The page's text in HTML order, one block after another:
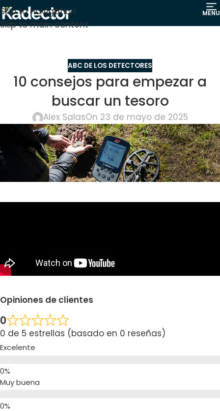
Skip to navigation
Skip to main content
MENU
ABC DE LOS DETECTORES
10 consejos para empezar a
buscar un tesoro
Alex SalasOn 23 de mayo de 2025
Opiniones de clientes
0
0 de 5 estrellas (basado en 0 reseñas)
Excelente
Muy buena